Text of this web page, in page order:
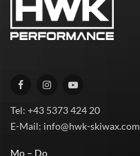
Tel: +43 5373 424 20
E-Mail: info@hwk-skiwax.com
Mo – Do